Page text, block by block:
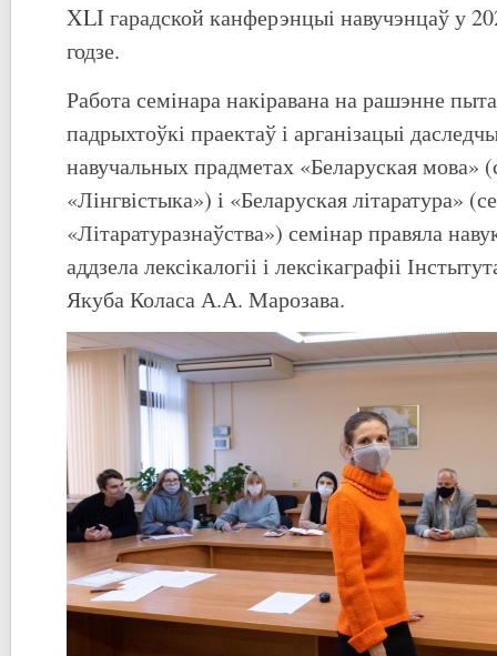
XLI гарадской канферэнцыі навучэнцаў у
годзе.
Работа семінара накіравана на рашэнне
падрыхтоўкі праектаў і арганізацыі
навучальных прадметах «Беларуская мова»
«Лінгвістыка») і «Беларуская літаратура»
«Літаратуразнаўства») семінар правяла
аддзела лексікалогіі і лексікаграфіі
Якуба Коласа А.А. Марозава.